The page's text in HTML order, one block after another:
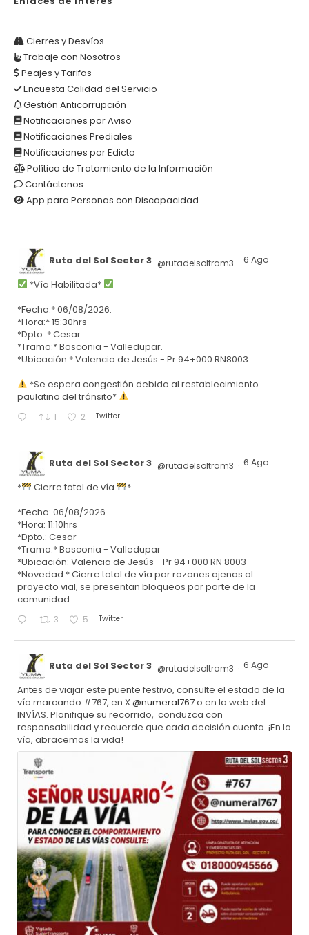
Cierres y Desvíos
Trabaje con Nosotros
Peajes y Tarifas
Encuesta Calidad del Servicio
Gestión Anticorrupción
Notificaciones por Aviso
Notificaciones Prediales
Notificaciones por Edicto
Política de Tratamiento de la Información
Contáctenos
App para Personas con Discapacidad
Ruta del Sol Sector 3 @rutadelsoltram3 · 6 Ago
*Vía Habilitada*
*Fecha:* 06/08/2026.
*Hora:* 15:30hrs
*Dpto.:* Cesar.
*Tramo:* Bosconia - Valledupar.
*Ubicación:* Valencia de Jesús - Pr 94+000 RN8003.
*Se espera congestión debido al restablecimiento
paulatino del tránsito*
1 2 Twitter
Ruta del Sol Sector 3 @rutadelsoltram3 · 6 Ago
* Cierre total de vía
*
*Fecha: 06/08/2026.
*Hora: 11:10hrs
*Dpto.: Cesar
*Tramo:* Bosconia - Valledupar
*Ubicación: Valencia de Jesús - Pr 94+000 RN 8003
*Novedad:* Cierre total de vía por razones ajenas al
proyecto vial, se presentan bloqueos por parte de la
comunidad.
3 5 Twitter
Ruta del Sol Sector 3 @rutadelsoltram3 · 6 Ago
Antes de viajar este puente festivo, consulte el estado de la
vía marcando #767, en X@numeral767o en la web del
INVÍAS. Planifique su recorrido, conduzca con
responsabilidad y recuerde que cada decisión cuenta. ¡En la
vía, abracemos la vida!